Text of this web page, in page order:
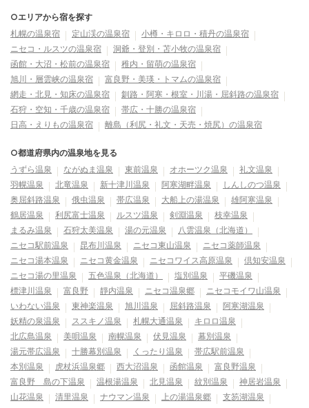
○エリアから宿を探す
札幌の温泉宿
定山渓の温泉宿
小樽・キロロ・積丹の温泉宿
ニセコ・ルスツの温泉宿
洞爺・登別・苫小牧の温泉宿
函館・大沼・松前の温泉宿
稚内・留萌の温泉宿
旭川・層雲峡の温泉宿
富良野・美瑛・トマムの温泉宿
網走・北見・知床の温泉宿
釧路・阿寒・根室・川湯・屈斜路の温泉宿
石狩・空知・千歳の温泉宿
帯広・十勝の温泉宿
日高・えりもの温泉宿
離島（利尻・礼文・天売・焼尻）の温泉宿
○都道府県内の温泉地を見る
うずら温泉
ながぬま温泉 東前温泉 オホーツク温泉
礼文温泉
羽幌温泉
北竜温泉 新十津川温泉 阿寒湖畔温泉
しんしのつ温泉
奥屈斜路温泉
俄虫温泉 帯広温泉 大船上の湯温泉
雄阿寒温泉
鶴居温泉
利尻富士温泉 ルスツ温泉 剣淵温泉
枝幸温泉
まるみ温泉
石狩太美温泉 湯の元温泉
八雲温泉（北海道）
ニセコ駅前温泉
昆布川温泉 ニセコ東山温泉
ニセコ薬師温泉
ニセコ湯本温泉
ニセコ黄金温泉 ニセコワイス高原温泉
倶知安温泉
ニセコ湯の里温泉
五色温泉（北海道） 塩別温泉
平磯温泉
標津川温泉
富良野 靜内温泉 ニセコ温泉郷
ニセコモイワ山温泉
いわない温泉
東神楽温泉 旭川温泉 屈斜路温泉
阿寒湖温泉
妖精の泉温泉
ススキノ温泉 札幌大通温泉
キロロ温泉
北広島温泉
美唄温泉 南幌温泉 伏見温泉
幕別温泉
湯元帯広温泉
十勝幕別温泉 くったり温泉
帯広駅前温泉
本別温泉
虎杖浜温泉郷 西大沼温泉 函館温泉
富良野温泉
富良野 島の下温泉
温根湯温泉 北見温泉 紋別温泉
神居岩温泉
山花温泉
清里温泉 ナウマン温泉 上の湯温泉郷
支笏湖温泉